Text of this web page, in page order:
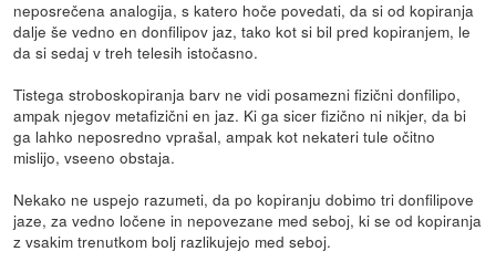
neposrečena analogija, s katero hoče povedati, da si od kopiranja
dalje še vedno en donfilipov jaz, tako kot si bil pred kopiranjem, le
da si sedaj v treh telesih istočasno.
Tistega stroboskopiranja barv ne vidi posamezni fizični donfilipo,
ampak njegov metafizični en jaz. Ki ga sicer fizično ni nikjer, da bi
ga lahko neposredno vprašal, ampak kot nekateri tule očitno
mislijo, vseeno obstaja.
Nekako ne uspejo razumeti, da po kopiranju dobimo tri donfilipove
jaze, za vedno ločene in nepovezane med seboj, ki se od kopiranja
z vsakim trenutkom bolj razlikujejo med seboj.